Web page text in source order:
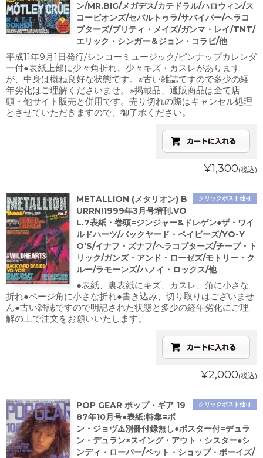
ン/MR.BIG/メガデス/カテドラル/ハロウィン/ス
コーピオンズ/セパルトゥラ/サバイバー/ヘラコ
プターズ/プリティ・メイズ/ガンマ・レイ/TNT/
エリック・シンガー＆ジョン・コラビ/他
平成11年9月1日発行/シンコーミュージック/ピンナップカレンダ
ー付●表紙上部に少々角折れ、少々キズ・カスレがあります
が、中身は概ね良好な状態です。※古い雑誌ですので多少の経
年劣化はご理解くださいませ。※掲載品、通販商品は全て店
頭・他サイト販売と併用です。売り切れの際はキャンセル処理
とさせていただきますので、御了承ください。
¥1,300(税込)
クリックポスト他可
METALLION (メタリオン) B
URRN!1999年3月号増刊.VO
L.7表紙・巻頭=ジンジャー&ドレゲン●ザ・ワイ
ルドハーツ/バックヤード・ベイビーズ/YO-Y
O'S/イナフ・ズナフ/ヘラコプターズ/チープ・ト
リック/ガンズ・アンド・ローゼズ/モトリー・ク
ルー/ラモーンズ/ハノイ・ロックス/他
●表紙、裏表紙にキズ、カスレ、角に小さな
折れ●ページ角に小さな折れ●書き込み、切り取りはございませ
ん●古い雑誌ですので明記された状態と多少の経年劣化にご理
解の上で注文をお願いいたします。
¥2,000(税込)
クリックポスト他可
POP GEAR ポップ・ギア 19
87年10月号●表紙:特集=ボ
ン・ジョヴ⚠️別冊付録無し●ポスター付=デュラ
ン・デュラン×スイング・アウト・シスター●シ
ンディ・ローパー/ペット・ショップ・ボーイズ/